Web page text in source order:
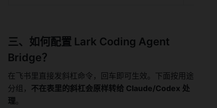
三、如何配置 Lark Coding Agent
Bridge？
在飞书里直接发斜杠命令，回车即可生效。下面按用途
分组， 不在表里的斜杠会原样转给 Claude/Codex 处
理。